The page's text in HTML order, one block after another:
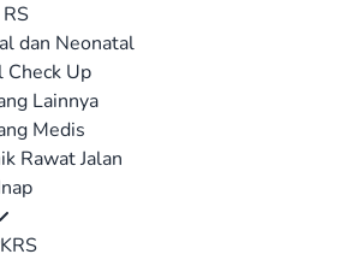
dan Neonatal
Check Up
Lainnya
Medis
Rawat Jalan